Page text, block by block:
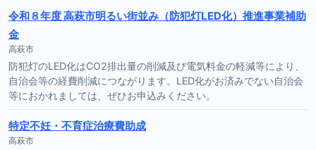
令和８年度 高萩市明るい街並み（防犯灯LED化）推進事業補助
金
高萩市
防犯灯のLED化はCO2排出量の削減及び電気料金の軽減等により、
自治会等の経費削減につながります。LED化がお済みでない自治会
等におかれましては、ぜひお申込みください。
特定不妊・不育症治療費助成
高萩市